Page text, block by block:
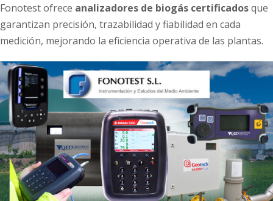
Fonotest ofrece analizadores de biogás certificadosque
garantizan precisión, trazabilidad y fiabilidad en cada
medición, mejorando la eficiencia operativa de las plantas.